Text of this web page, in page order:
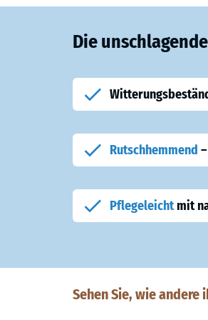
Die
Rutschhemmend
Pflegeleichtmit
Sehen Sie, wie